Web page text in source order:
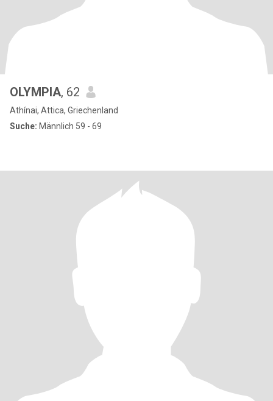
OLYMPIA, 62
Athínai, Attica, Griechenland
Suche: Männlich 59 - 69